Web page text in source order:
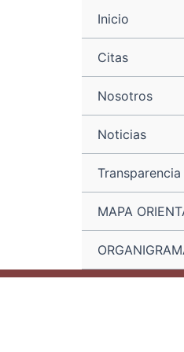
Inicio
Citas
Nosotros
Noticias
Transparencia
MAPA